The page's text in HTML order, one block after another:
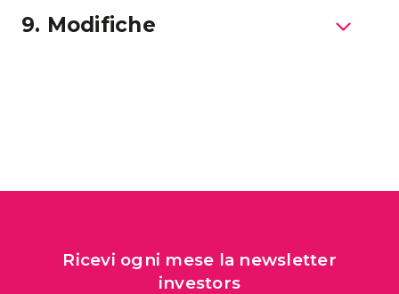
Stories
9. Modifiche
Ricevi ogni mese la newsletter
investors